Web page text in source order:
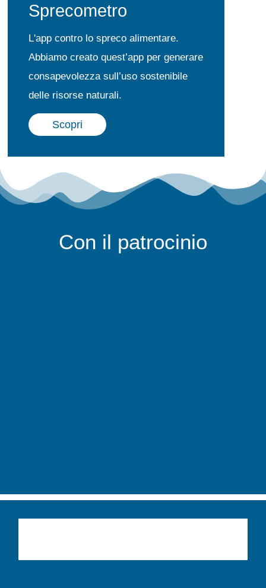
Sprecometro
L'app contro lo spreco alimentare.
Abbiamo creato quest’app per generare
consapevolezza sull’uso sostenibile
delle risorse naturali.
Scopri
Con il patrocinio